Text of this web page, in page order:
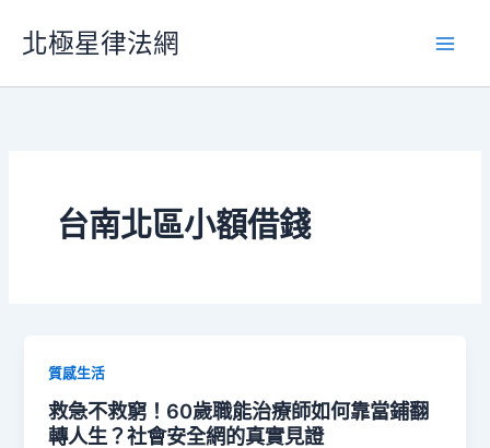
要
北極星律法網
台南北區小額借錢
質感生活
救急不救窮！60歲職能治療師如何靠當鋪翻
轉人生？社會安全網的真實見證